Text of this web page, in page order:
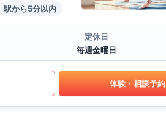
駅から5分以内
定休日
毎週金曜日
体験・相談予約